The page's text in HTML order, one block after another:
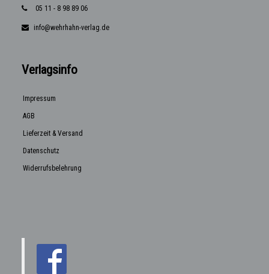
05 11 - 8 98 89 06
info@wehrhahn-verlag.de
Verlagsinfo
Impressum
AGB
Lieferzeit & Versand
Datenschutz
Widerrufsbelehrung